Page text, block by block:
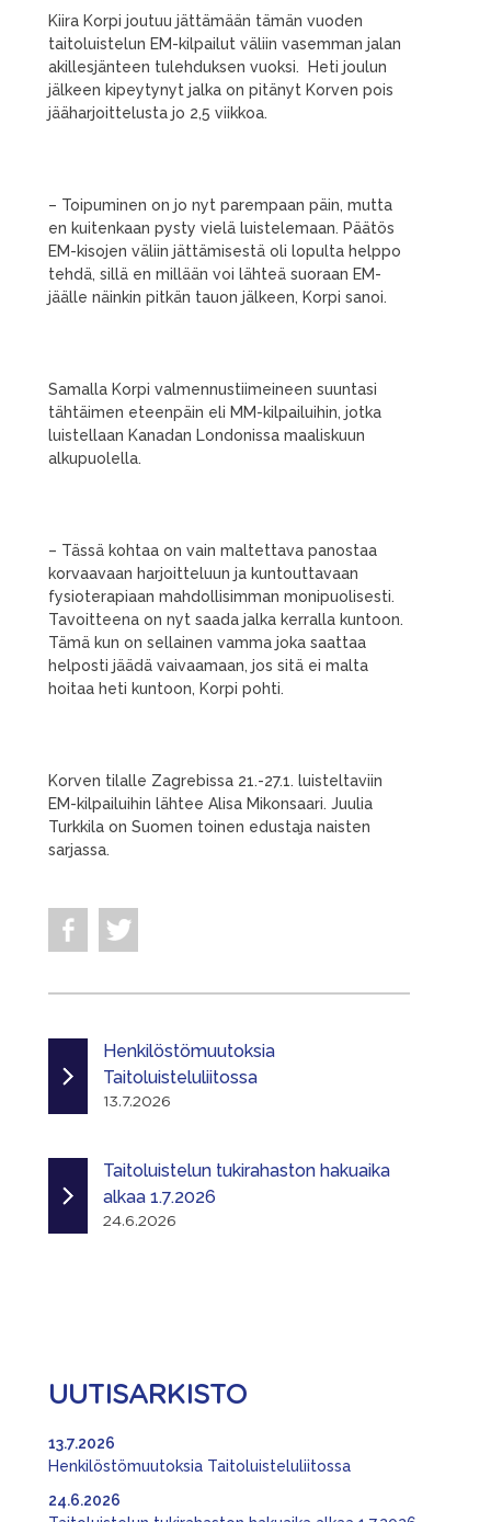
Kiira Korpi joutuu jättämään tämän vuoden
taitoluistelun EM-kilpailut väliin vasemman jalan
akillesjänteen tulehduksen vuoksi. Heti joulun
jälkeen kipeytynyt jalka on pitänyt Korven pois
jääharjoittelusta jo 2,5 viikkoa.
– Toipuminen on jo nyt parempaan päin, mutta
en kuitenkaan pysty vielä luistelemaan. Päätös
EM-kisojen väliin jättämisestä oli lopulta helppo
tehdä, sillä en millään voi lähteä suoraan EM-
jäälle näinkin pitkän tauon jälkeen, Korpi sanoi.
Samalla Korpi valmennustiimeineen suuntasi
tähtäimen eteenpäin eli MM-kilpailuihin, jotka
luistellaan Kanadan Londonissa maaliskuun
alkupuolella.
– Tässä kohtaa on vain maltettava panostaa
korvaavaan harjoitteluun ja kuntouttavaan
fysioterapiaan mahdollisimman monipuolisesti.
Tavoitteena on nyt saada jalka kerralla kuntoon.
Tämä kun on sellainen vamma joka saattaa
helposti jäädä vaivaamaan, jos sitä ei malta
hoitaa heti kuntoon, Korpi pohti.
Korven tilalle Zagrebissa 21.-27.1. luisteltaviin
EM-kilpailuihin lähtee Alisa Mikonsaari. Juulia
Turkkila on Suomen toinen edustaja naisten
sarjassa.
Henkilöstömuutoksia
Taitoluisteluliitossa
13.7.2026
Taitoluistelun tukirahaston hakuaika
alkaa 1.7.2026
24.6.2026
UUTISARKISTO
Henkilöstömuutoksia Taitoluisteluliitossa
13.7.2026
24.6.2026